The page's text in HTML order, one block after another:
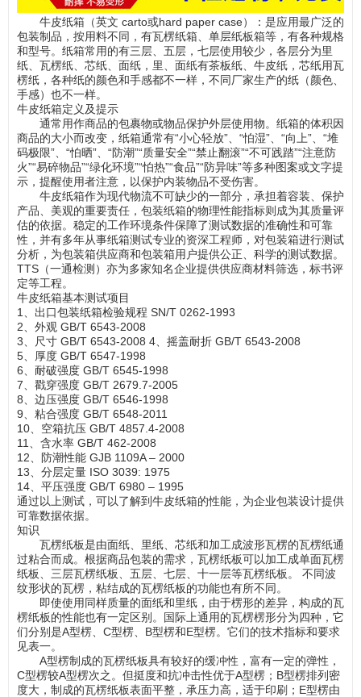
牛皮纸箱（英文 carto或hard paper case）：是应用最广泛的
包装制品，按用料不同，有瓦楞纸箱、单层纸板箱等，有各种规格
和型号。纸箱常用的有三层、五层，七层使用较少，各层分为里
纸、瓦楞纸、芯纸、面纸，里、面纸有茶板纸、牛皮纸，芯纸用瓦
楞纸，各种纸的颜色和手感都不一样，不同厂家生产的纸（颜色、
手感）也不一样。
牛皮纸箱定义及提示
通常用作商品的包裹物或物品保护外层使用物。纸箱的体积因
商品的大小而改变，纸箱通常有“小心轻放”、“怕湿”、“向上”、“堆
码极限”、“怕晒”、“防潮”“质量安全”“禁止翻滚”“不可践踏”“注意防
火”“易碎物品”“绿化环境”“怕热”“食品”“防异味”等多种图案或文字提
示，提醒使用者注意，以保护内装物品不受伤害。
牛皮纸箱作为现代物流不可缺少的一部分，承担着容装、保护
产品、美观的重要责任，包装纸箱的物理性能指标则成为其质量评
估的依据。稳定的工作环境条件保障了测试数据的准确性和可靠
性，并有多年从事纸箱测试专业的资深工程师，对包装箱进行测试
分析，为包装箱供应商和包装箱用户提供公正、科学的测试数据。
TTS（一通检测）亦为多家知名企业提供供应商材料筛选，标书评
定等工程。
牛皮纸箱基本测试项目
1、出口包装纸箱检验规程 SN/T 0262-1993
2、外观 GB/T 6543-2008
3、尺寸 GB/T 6543-2008 4、摇盖耐折 GB/T 6543-2008
5、厚度 GB/T 6547-1998
6、耐破强度 GB/T 6545-1998
7、戳穿强度 GB/T 2679.7-2005
8、边压强度 GB/T 6546-1998
9、粘合强度 GB/T 6548-2011
10、空箱抗压 GB/T 4857.4-2008
11、含水率 GB/T 462-2008
12、防潮性能 GJB 1109A – 2000
13、分层定量 ISO 3039: 1975
14、平压强度 GB/T 6980 – 1995
通过以上测试，可以了解到牛皮纸箱的性能，为企业包装设计提供
可靠数据依据。
知识
瓦楞纸板是由面纸、里纸、芯纸和加工成波形瓦楞的瓦楞纸通
过粘合而成。根据商品包装的需求，瓦楞纸板可以加工成单面瓦楞
纸板、三层瓦楞纸板、五层、七层、十一层等瓦楞纸板。 不同波
纹形状的瓦楞，粘结成的瓦楞纸板的功能也有所不同。
即使使用同样质量的面纸和里纸，由于楞形的差异，构成的瓦
楞纸板的性能也有一定区别。国际上通用的瓦楞楞形分为四种，它
们分别是A型楞、C型楞、B型楞和E型楞。它们的技术指标和要求
见表一。
A型楞制成的瓦楞纸板具有较好的缓冲性，富有一定的弹性，
C型楞较A型楞次之。但挺度和抗冲击性优于A型楞；B型楞排列密
度大，制成的瓦楞纸板表面平整，承压力高，适于印刷；E型楞由